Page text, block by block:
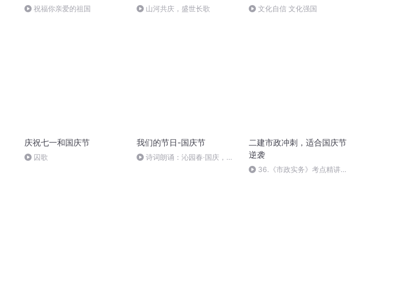
祝福你亲爱的祖国 山河共庆，盛世长歌 文化自信 文化强国
庆祝七一和国庆节
囚歌
我们的节日-国庆节
诗词朗诵：沁园春·国庆，朗
二建市政冲刺，适合国庆节
逆袭
36.《市政实务》考点精讲第